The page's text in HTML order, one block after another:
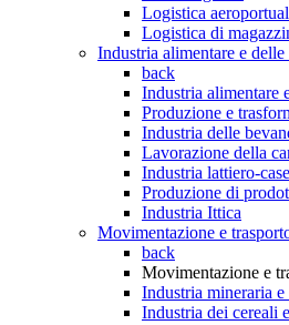
Logistica
Logistica di
Industria alimentare e delle
back
Industria alimentare
Produzione e
Industria delle
Lavorazione della
Industria lattiero-
Produzione di
Industria Ittica
Movimentazione e
back
Movimentazione e
Industria mineraria
Industria dei cereali